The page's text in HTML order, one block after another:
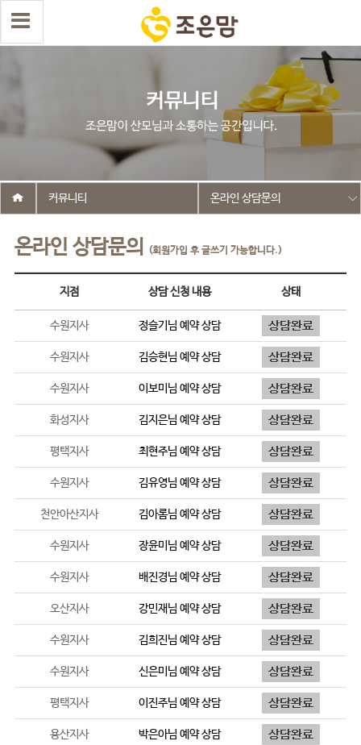
온라인 상담문의 (회원가입 후 글쓰기 가능합니다.)
커뮤니티 온라인 상담문의
지점 상담 신청 내용 상태
수원지사 정슬기 님 예약 상담
수원지사 김승현님 예약 상담
수원지사 이보미 님 예약 상담
화성지사 김지은님 예약 상담
평택지사 최현주님 예약 상담
수원지사 김유영님 예약 상담
천안아산지사 김아롬님 예약 상담
수원지사 장윤미 님 예약 상담
수원지사 배진경님 예약 상담
오산지사 강민재님 예약 상담
수원지사 김희진님 예약 상담
수원지사 신은미 님 예약 상담
평택지사 이진주님 예약 상담
용산지사 박은아님 예약 상담